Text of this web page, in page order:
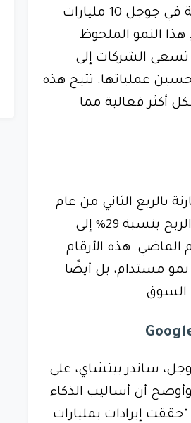
لأول مرة، تجاوزت إيرادات قسم الحوسبة السحابية في جوجل 10 مليارات
أرباح بقيمة 1 مليار دولار. هذا النمو الملحوظ
الشركات إلى
عملياتها. تتيح هذه
أكثر فعالية مما
14% مقارنة بالربع الثاني من عام
2023، لتصل إلى 84.7 مليار دولار. كما ارتفع صافي الربح بنسبة 29% إلى
دولار في العام الماضي. هذه الأرقام
مستدام، بل أيضًا
السوق.
ساندر بيتشاي، على
أن أساليب الذكاء
إيرادات بمليارات